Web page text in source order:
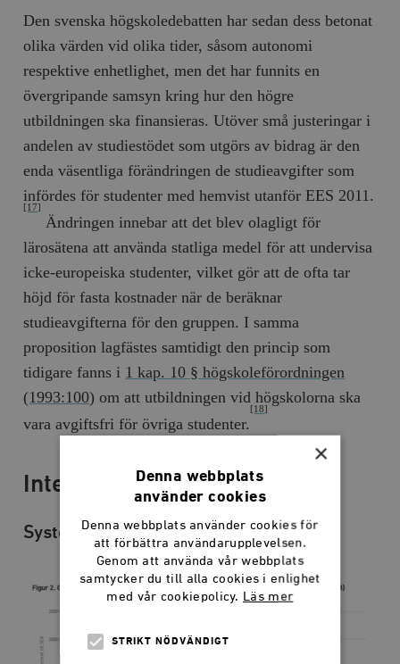
Den svenska högskoledebatten har sedan dess betonat
olika värden vid olika tider, såsom autonomi
respektive enhetlighet, men det har funnits en
övergripande samsyn kring hur den högre
utbildningen ska finansieras. Utöver små justeringar i
andelen av studiestödet som utgörs av bidrag är den
enda väsentliga förändringen de studieavgifter som
infördes för studenter med hemvist utanför EES 2011.
[17]
Ändringen innebar att det blev olagligt för
lärosätena att använda statliga medel för att undervisa
icke-europeiska studenter, vilket gör att de ofta tar
höjd för fasta kostnader när de beräknar
studieavgifterna för den gruppen. I samma
proposition lagfästes samtidigt den princip som
tidigare fanns i 1 kap. 10 § högskoleförordningen
(1993:100) om att utbildningen vid högskolorna ska
vara avgiftsfri för övriga studenter.
[18]
Internationell kontext
System i omvärlden
×
Denna webbplats
använder cookies
Denna webbplats använder cookies för
att förbättra användarupplevelsen.
Genom att använda vår webbplats
samtycker du till alla cookies i enlighet
med vår cookiepolicy. Läs mer
STRIKT NÖDVÄNDIGT